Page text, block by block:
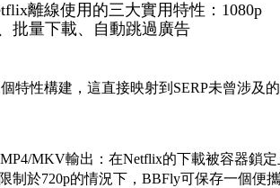
離線使用的三大實用特性：1080p
批量下載、自動跳過廣告
特性構建，這直接映射到SERP未曾涉及的
MP4/MKV輸出 ：在Netflix的下載被容器鎖定
制於720p的情況下，BBFly可保存一個便攜